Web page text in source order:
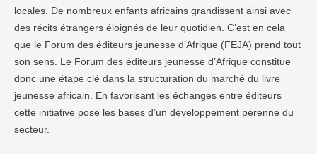
locales. De nombreux enfants africains grandissent ainsi avec
des récits étrangers éloignés de leur quotidien. C’est en cela
que le Forum des éditeurs jeunesse d’Afrique (FEJA) prend tout
son sens. Le Forum des éditeurs jeunesse d’Afrique constitue
donc une étape clé dans la structuration du marché du livre
jeunesse africain. En favorisant les échanges entre éditeurs
cette initiative pose les bases d’un développement pérenne du
secteur.